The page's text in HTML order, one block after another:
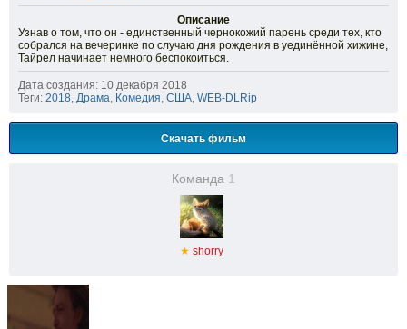
Описание
Узнав о том, что он - единственный чернокожий парень среди тех, кто
собрался на вечеринке по случаю дня рождения в уединённой хижине,
Тайрел начинает немного беспокоиться.
Дата создания: 10 декабря 2018
Теги: 2018, Драма, Комедия, США, WEB-DLRip
Скачать фильм
Команда 1
★ shorry